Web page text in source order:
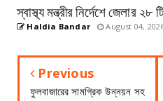
স্বাস্থ্য মন্ত্রীর নির্দেশে জেলার
Haldia Bandar August 04,
Previous
ফুলবাজারের সামগ্রিক উন্নয়ন সহ